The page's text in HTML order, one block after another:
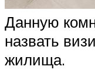
Данную
назвать
жилища.